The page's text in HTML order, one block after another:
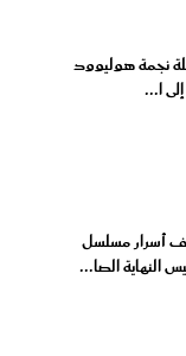
نجمة هوليوود
ا...
مسلسل
النهاية الصا...